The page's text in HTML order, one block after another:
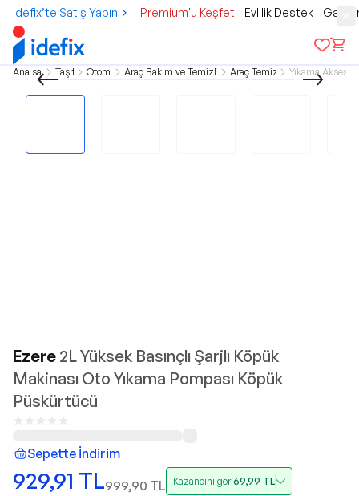
idefix’te Satış Yapın Premium'u Keşfet Evlilik Destek
Ana sayfa Taşıtlar OtomobilAraç Bakım ve Temizlik ÜrünleriAraç TemizlemeYıkama
Ezere 2L Yüksek Basınçlı Şarjlı Köpük
Makinası Oto Yıkama Pompası Köpük
Püskürtücü
Sepette İndirim
929,91 TL999,90 TL Kazancını gör69,99 TL